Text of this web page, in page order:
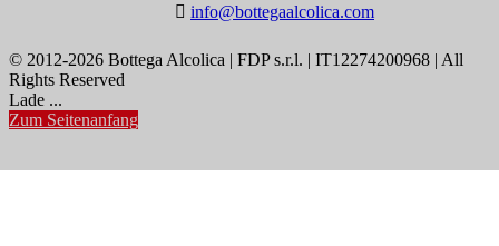
 info@bottegaalcolica.com
© 2012-2026 Bottega Alcolica | FDP s.r.l. | IT12274200968 | All
Rights Reserved
Lade ...
Zum Seitenanfang